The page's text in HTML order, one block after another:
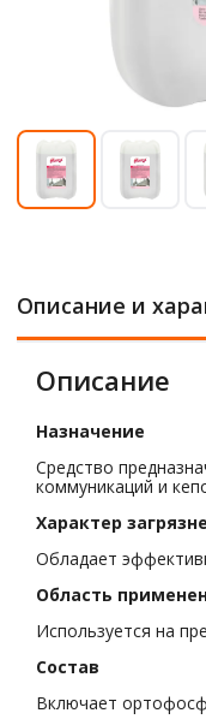
Описание и
Описание
Назначение
Средство
коммуникаций и
Характер
Обладает
Область
Используется на
Состав
Включает